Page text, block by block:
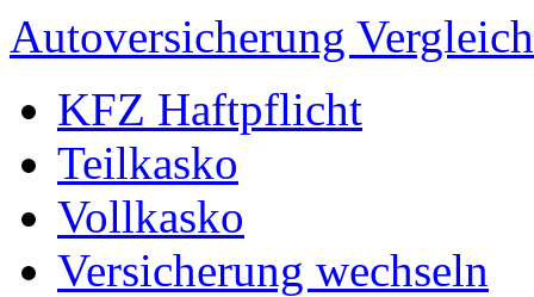
Autoversicherung Vergleich
KFZ Haftpflicht
Teilkasko
Vollkasko
Versicherung wechseln